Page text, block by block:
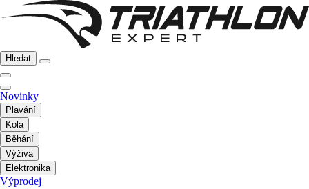
Hledat
Novinky
Plavání
Kola
Běhání
Výživa
Elektronika
Výprodej